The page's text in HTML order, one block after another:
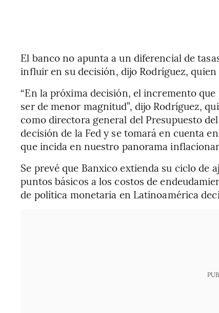
El banco no apunta a un diferencial de
influir en su decisión, dijo Rodríguez,
“En la próxima decisión, el incremento
ser de menor magnitud”, dijo Rodríguez,
como directora general del Presupuesto
decisión de la Fed y se tomará en cuenta
que incida en nuestro panorama
Se prevé que Banxico extienda su ciclo de
puntos básicos a los costos de
de política monetaria en Latinoamérica